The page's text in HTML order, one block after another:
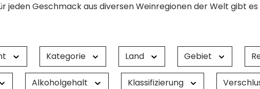
jeden Geschmack aus diversen Weinregionen der Welt gibt
Kategorie Land Gebiet
Alkoholgehalt Klassifizierung